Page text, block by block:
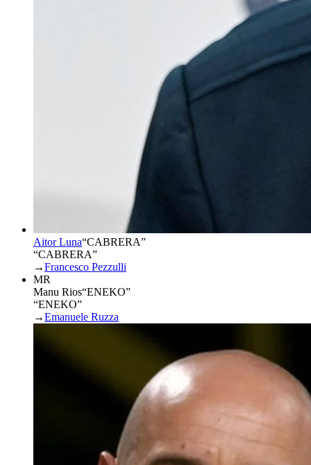
Aitor Luna“CABRERA”
“CABRERA”
→Francesco Pezzulli
MR
Manu Rios“ENEKO”
“ENEKO”
→Emanuele Ruzza